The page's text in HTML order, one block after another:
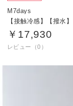
M7days
【接触冷感】【撥水
￥17,930